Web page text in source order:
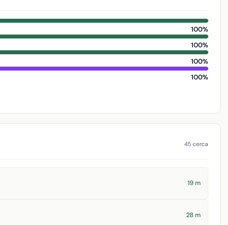
100%
100%
100%
100%
45 cerca
19 m
28 m